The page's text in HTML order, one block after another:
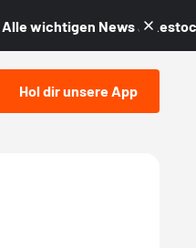
Alle wichtigen News &
Hol dir unsere App